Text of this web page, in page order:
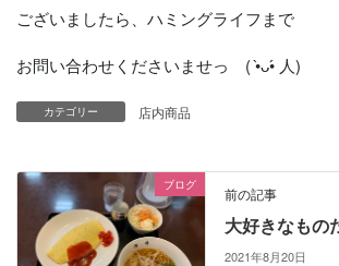
ございましたら、ハミングライフまで
お問い合わせくださいませっ ( •̀ᴗ•́ 人)
カテゴリー 店内商品
ブログ 前の記事
大好きなもの
2021年8月20日